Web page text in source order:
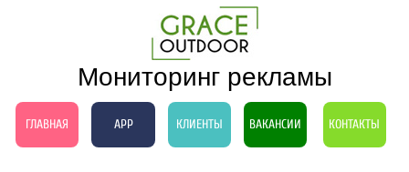
Мониторинг рекламы
ГЛАВНАЯ APP КЛИЕНТЫ ВАКАНСИИ КОНТАКТЫ